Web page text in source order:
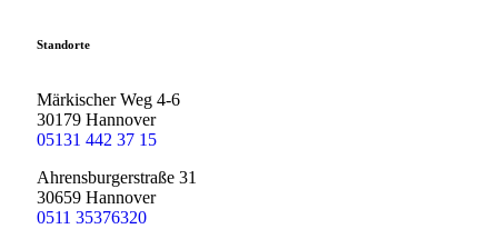
Standorte
Märkischer Weg 4-6
30179 Hannover
05131 442 37 15
Ahrensburgerstraße 31
30659 Hannover
0511 35376320